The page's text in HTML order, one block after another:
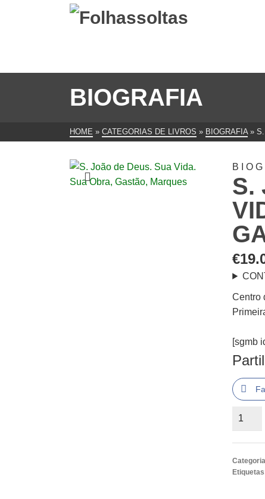
BIOGRAFIA
HOME » CATEGORIAS DE LIVROS » BIOGRAFIA »
S.
€
Centro
[sgmb
João
de